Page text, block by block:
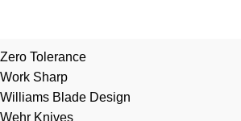
Zero Tolerance
Work Sharp
Williams Blade Design
Wehr Knives